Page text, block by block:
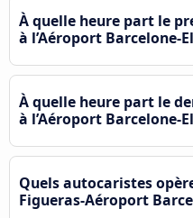
À quelle heure part le
à l’Aéroport Barcelone-
À quelle heure part le
à l’Aéroport Barcelone-
Quels autocaristes
Figueras-Aéroport